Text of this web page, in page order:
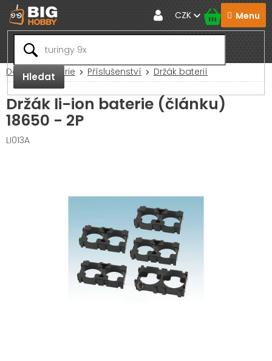
Přejít
na
obsah
Hledat
CZK
Domů Baterie Příslušenství Držák baterií
Držák li-ion baterie (článku)
18650 - 2P
LI013A